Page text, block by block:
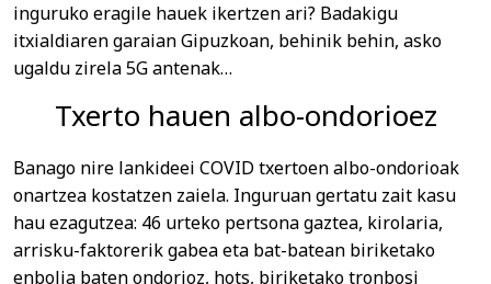
inguruko eragile hauek ikertzen ari? Badakigu
itxialdiaren garaian Gipuzkoan, behinik behin, asko
ugaldu zirela 5G antenak…
Txerto hauen albo-ondorioez
Banago nire lankideei COVID txertoen albo-ondorioak
onartzea kostatzen zaiela. Inguruan gertatu zait kasu
hau ezagutzea: 46 urteko pertsona gaztea, kirolaria,
arrisku-faktorerik gabea eta bat-batean biriketako
enbolia baten ondorioz, hots, biriketako tronbosi